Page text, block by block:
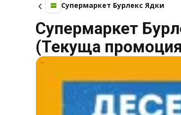
Супермаркет Бурлекс Ядки
Супермаркет
(Текуща